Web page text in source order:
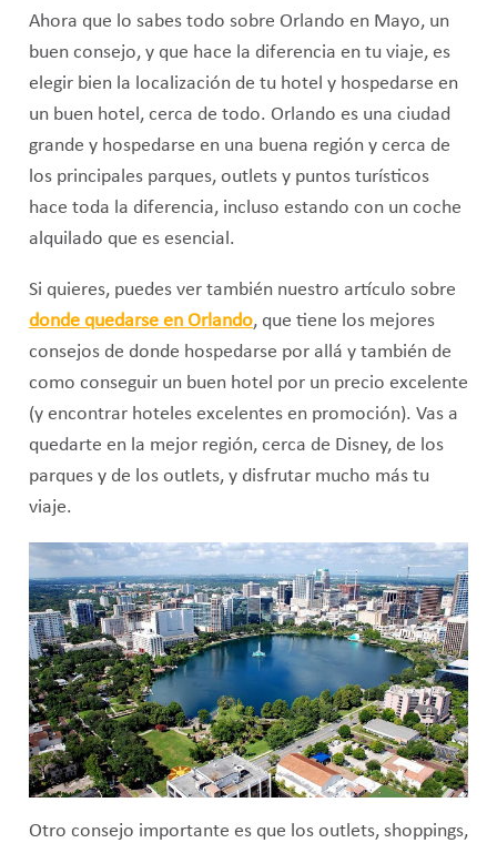
Ahora que lo sabes todo sobre Orlando en Mayo, un
buen consejo, y que hace la diferencia en tu viaje, es
elegir bien la localización de tu hotel y hospedarse en
un buen hotel, cerca de todo. Orlando es una ciudad
grande y hospedarse en una buena región y cerca de
los principales parques, outlets y puntos turísticos
hace toda la diferencia, incluso estando con un coche
alquilado que es esencial.
Si quieres, puedes ver también nuestro artículo sobre
donde quedarse en Orlando, que tiene los mejores
consejos de donde hospedarse por allá y también de
como conseguir un buen hotel por un precio excelente
(y encontrar hoteles excelentes en promoción). Vas a
quedarte en la mejor región, cerca de Disney, de los
parques y de los outlets, y disfrutar mucho más tu
viaje.
Otro consejo importante es que los outlets, shoppings,